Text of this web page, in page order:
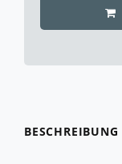
BESCHREIBUNG